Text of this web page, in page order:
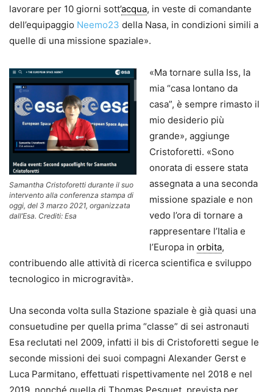
lavorare per 10 giorni sott’acqua, in veste di comandante
dell’equipaggio Neemo23 della Nasa, in condizioni simili a
quelle di una missione spaziale».
Samantha Cristoforetti durante il suo
intervento alla conferenza stampa di
oggi, del 3 marzo 2021, organizzata
dall’Esa. Crediti: Esa
«Ma tornare sulla Iss, la
mia “casa lontano da
casa”, è sempre rimasto il
mio desiderio più
grande», aggiunge
Cristoforetti. «Sono
onorata di essere stata
assegnata a una seconda
missione spaziale e non
vedo l’ora di tornare a
rappresentare l’Italia e
l’Europa in orbita,
contribuendo alle attività di ricerca scientifica e sviluppo
tecnologico in microgravità».
Una seconda volta sulla Stazione spaziale è già quasi una
consuetudine per quella prima “classe” di sei astronauti
Esa reclutati nel 2009, infatti il bis di Cristoforetti segue le
seconde missioni dei suoi compagni Alexander Gerst e
Luca Parmitano, effettuati rispettivamente nel 2018 e nel